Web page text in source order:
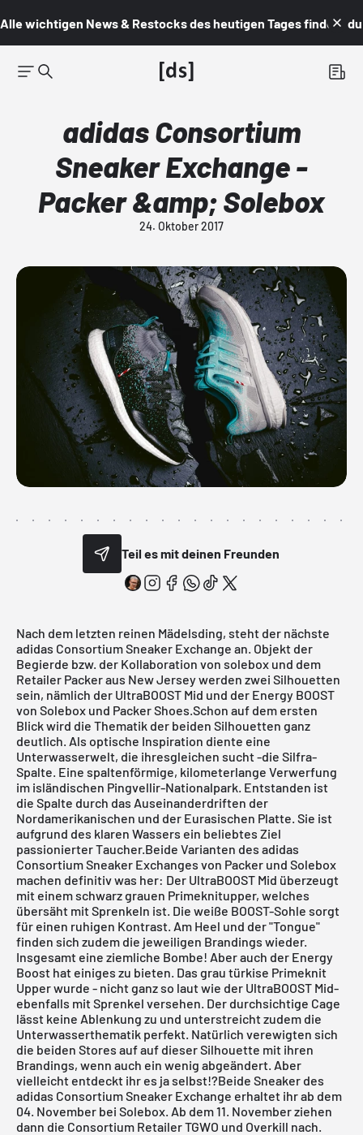
Alle wichtigen News & Restocks des heutigen Tages findest du
adidas Consortium
Sneaker Exchange -
Packer &amp; Solebox
24. Oktober 2017
Teil es mit deinen Freunden
Nach dem letzten reinen Mädelsding, steht der nächste
adidas Consortium Sneaker Exchange an. Objekt der
Begierde bzw. der Kollaboration von solebox und dem
Retailer Packer aus New Jersey werden zwei Silhouetten
sein, nämlich der UltraBOOST Mid und der Energy BOOST
von Solebox und Packer Shoes.Schon auf dem ersten
Blick wird die Thematik der beiden Silhouetten ganz
deutlich. Als optische Inspiration diente eine
Unterwasserwelt, die ihresgleichen sucht -die Silfra-
Spalte. Eine spaltenförmige, kilometerlange Verwerfung
im isländischen Pingvellir-Nationalpark. Entstanden ist
die Spalte durch das Auseinanderdriften der
Nordamerikanischen und der Eurasischen Platte. Sie ist
aufgrund des klaren Wassers ein beliebtes Ziel
passionierter Taucher.Beide Varianten des adidas
Consortium Sneaker Exchanges von Packer und Solebox
machen definitiv was her: Der UltraBOOST Mid überzeugt
mit einem schwarz grauen Primeknitupper, welches
übersäht mit Sprenkeln ist. Die weiße BOOST-Sohle sorgt
für einen ruhigen Kontrast. Am Heel und der "Tongue"
finden sich zudem die jeweiligen Brandings wieder.
Insgesamt eine ziemliche Bombe! Aber auch der Energy
Boost hat einiges zu bieten. Das grau türkise Primeknit
Upper wurde - nicht ganz so laut wie der UltraBOOST Mid-
ebenfalls mit Sprenkel versehen. Der durchsichtige Cage
lässt keine Ablenkung zu und unterstreicht zudem die
Unterwasserthematik perfekt. Natürlich verewigten sich
die beiden Stores auf auf dieser Silhouette mit ihren
Brandings, wenn auch ein wenig abgeändert. Aber
vielleicht entdeckt ihr es ja selbst!?Beide Sneaker des
adidas Consortium Sneaker Exchange erhaltet ihr ab dem
04. November bei Solebox. Ab dem 11. November ziehen
dann die Consortium RetailerTGWO und Overkill nach.